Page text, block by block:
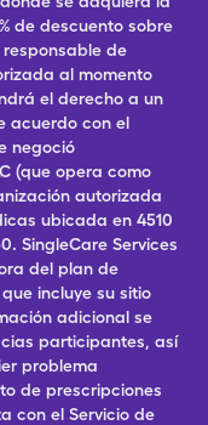
de descuento sobre
de
al momento
el derecho a un
acuerdo con el
negoció
(que opera como
autorizada
ubicada en 4510
SingleCare Services
del plan de
incluye su sitio
adicional se
participantes, así
problema
de prescripciones
con el Servicio de